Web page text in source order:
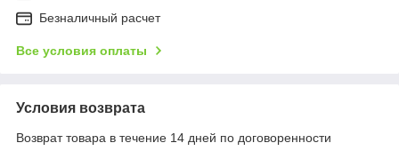
Безналичный расчет
Все условия оплаты
Условия возврата
Возврат товара в течение 14 дней по договоренности